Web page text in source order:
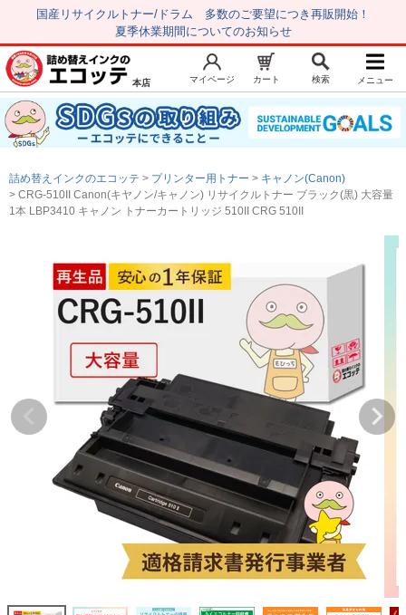
国産リサイクルトナー/ドラム 多数のご要望につき再販開始！
夏季休業期間についてのお知らせ
新規会員登録 マイページ
トップページ お気に入り
注文履歴 レビュー履歴
商品を探す
初心者用セット
キャノンインク
エプソンインク
ブラザーインク
詰め替えインク
互換インクボトル
互換インクカートリッジ
再生インクカートリッジ
お店の紹介
本店 マイページ カート 検索 メニュー
詰め替えインクのエコッテ プリンター用トナー
キャノン(Canon)
CRG-510II Canon(キヤノン/キャノン) リサイクルトナー ブラック(黒) 大容量
1本 LBP3410 キャノン トナーカートリッジ 510II CRG 510II